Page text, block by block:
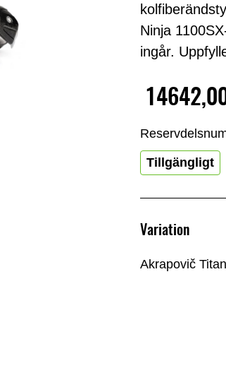
Ninja
ingår.
Tillgängligt
Variation
Akrapovič